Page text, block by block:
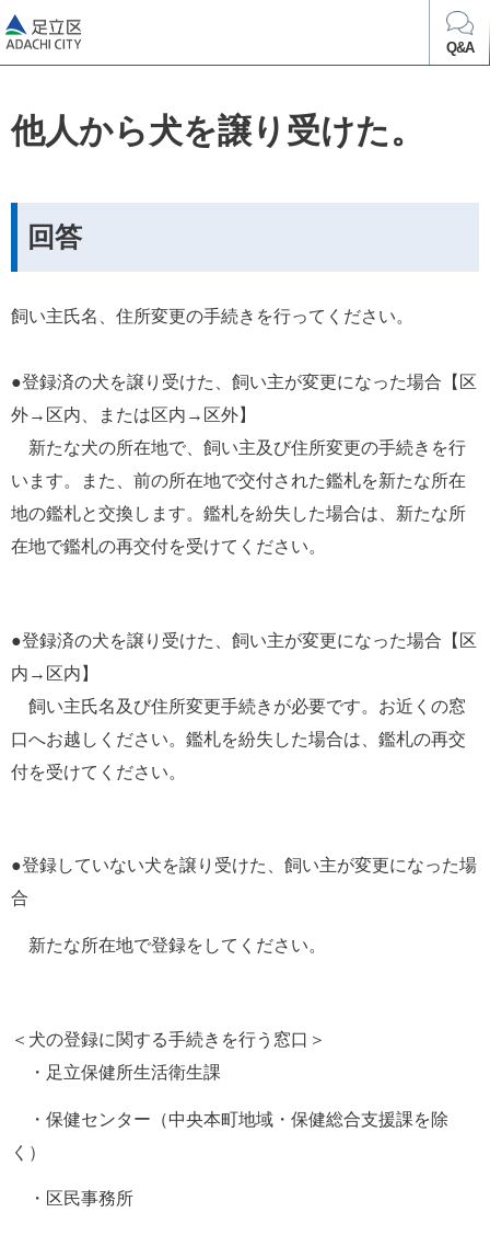
Q&A
他人から犬を譲り受けた。
回答
飼い主氏名、住所変更の手続きを行ってください。
●登録済の犬を譲り受けた、飼い主が変更になった場合【区
外→区内、または区内→区外】
新たな犬の所在地で、飼い主及び住所変更の手続きを行
います。また、前の所在地で交付された鑑札を新たな所在
地の鑑札と交換します。鑑札を紛失した場合は、新たな所
在地で鑑札の再交付を受けてください。
●登録済の犬を譲り受けた、飼い主が変更になった場合【区
内→区内】
飼い主氏名及び住所変更手続きが必要です。お近くの窓
口へお越しください。鑑札を紛失した場合は、鑑札の再交
付を受けてください。
●登録していない犬を譲り受けた、飼い主が変更になった場
合
新たな所在地で登録をしてください。
＜犬の登録に関する手続きを行う窓口＞
・足立保健所生活衛生課
・保健センター（中央本町地域・保健総合支援課を除
く）
・区民事務所